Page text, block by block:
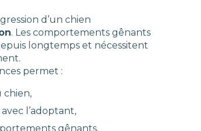
d’un chien
. Les comportements gênants
longtemps et nécessitent
permet :
chien,
l’adoptant,
gênants,